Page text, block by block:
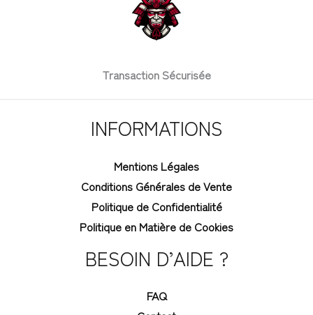
Transaction Sécurisée
INFORMATIONS
Mentions Légales
Conditions Générales de Vente
Politique de Confidentialité
Politique en Matière de Cookies
BESOIN D’AIDE ?
FAQ